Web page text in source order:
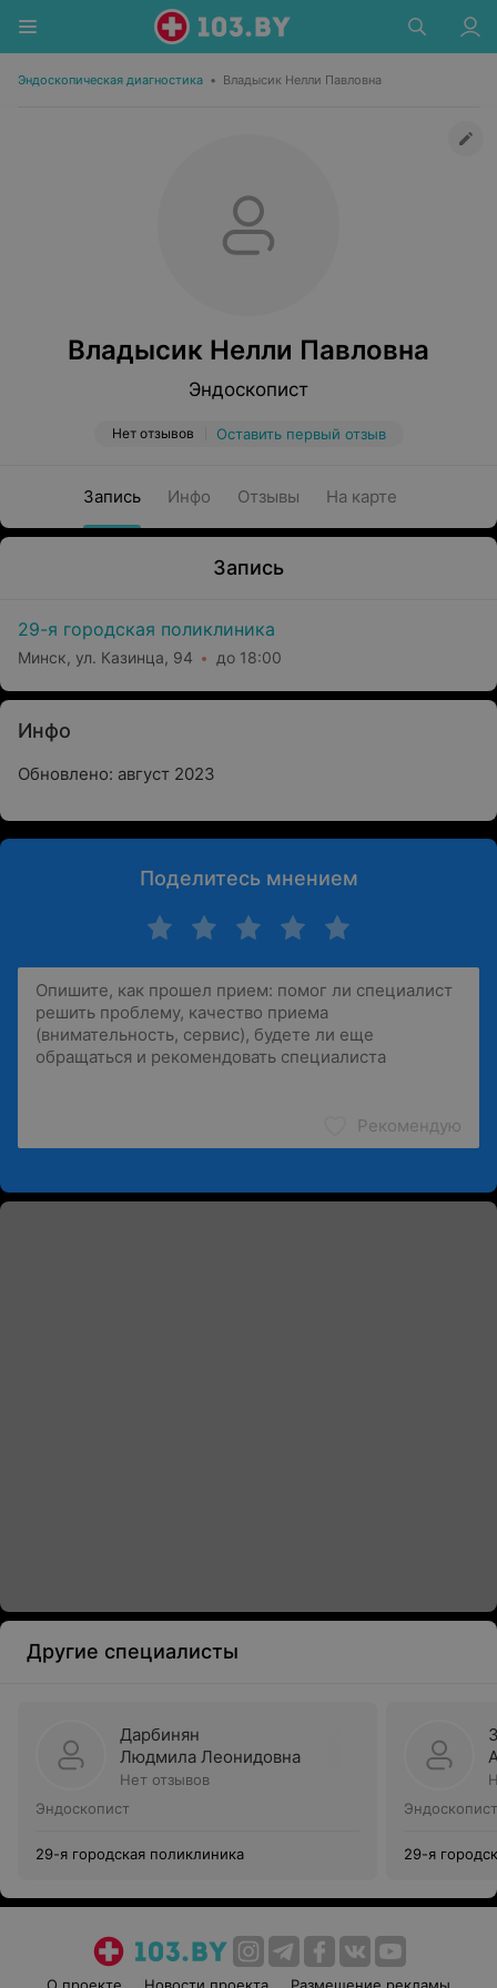
Эндоскопическая диагностика • Владысик Нелли Павловна
Владысик Нелли Павловна
Эндоскопист
Нет отзывов Оставить первый отзыв
Запись Инфо Отзывы На карте
Запись
29-я городская поликлиника
Минск, ул. Казинца, 94 до 18:00
Инфо
Обновлено: август 2023
Поделитесь мнением
Рекомендую
Другие специалисты
Дарбинян
Людмила Леонидовна
Нет отзывов
Эндоскопист
29-я городская поликлиника
Эндоскопист
29-я